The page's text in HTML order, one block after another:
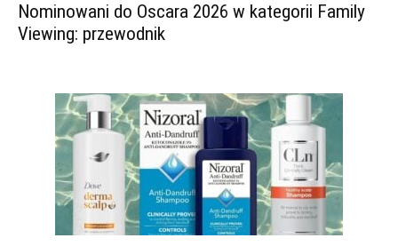
Nominowani do Oscara 2026 w kategorii Family
Viewing: przewodnik